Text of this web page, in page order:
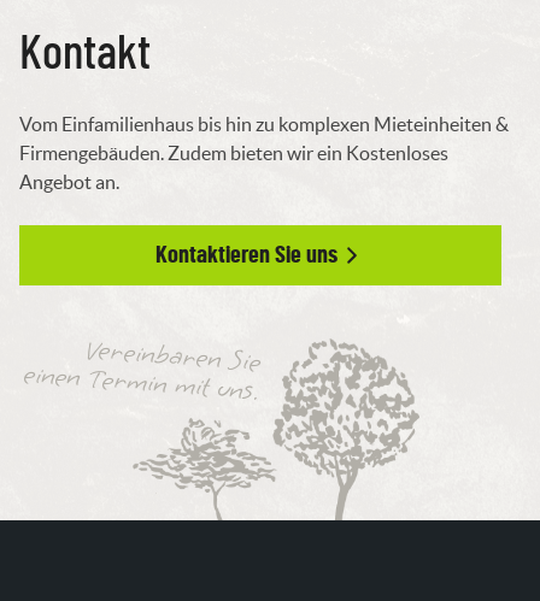
Kontakt
Vom Einfamilienhaus bis hin zu komplexen Mieteinheiten &
Firmengebäuden. Zudem bieten wir ein Kostenloses
Angebot an.
Kontaktieren Sie uns
Vereinbaren Sie
einen Termin mit uns.